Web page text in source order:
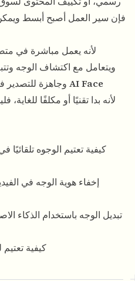
فإن سير العمل أصبح أبسط
ويتعامل مع اكتشاف الوجه
AI Face
كيفية تعتيم الوجوه تلقائيًا
إخفاء هوية الوجه في
تبديل الوجه باستخدام الذكاء
كيفية تعتيم